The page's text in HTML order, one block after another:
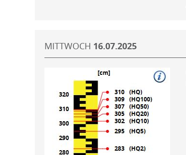
MITTWOCH 16.07.2025